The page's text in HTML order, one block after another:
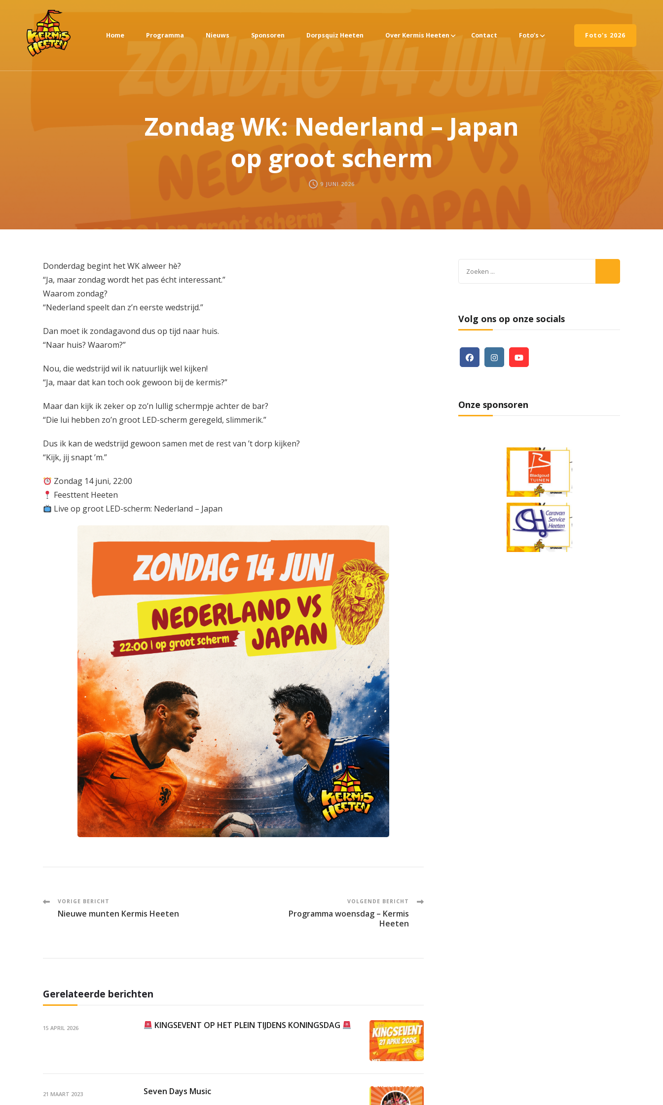
Home Programma Nieuws Sponsoren Dorpsquiz Heeten Over Kermis Heeten Contact Foto’s Foto's 2026
Zondag WK: Nederland – Japan
op groot scherm
9 JUNI 2026
Donderdag begint het WK alweer hè?
“Ja, maar zondag wordt het pas écht interessant.”
Waarom zondag?
“Nederland speelt dan z’n eerste wedstrijd.”
Dan moet ik zondagavond dus op tijd naar huis.
“Naar huis? Waarom?”
Nou, die wedstrijd wil ik natuurlijk wel kijken!
“Ja, maar dat kan toch ook gewoon bij de kermis?”
Maar dan kijk ik zeker op zo’n lullig schermpje achter de bar?
“Die lui hebben zo’n groot LED-scherm geregeld, slimmerik.”
Dus ik kan de wedstrijd gewoon samen met de rest van ’t dorp kijken?
“Kijk, jij snapt ’m.”
Zondag 14 juni, 22:00
Feesttent Heeten
Live op groot LED-scherm: Nederland – Japan
Post
VORIGE BERICHT
Nieuwe munten Kermis Heeten
VOLGENDE BERICHT
Programma woensdag – Kermis
Heeten
Gerelateerde berichten
15 APRIL 2026 KINGSEVENT OP HET PLEIN TIJDENS KONINGSDAG
21 MAART 2023 Seven Days Music
Volg ons op onze socials
Onze sponsoren